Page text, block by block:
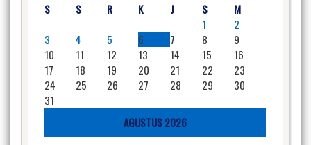
AGUSTUS 2026
S S R K J S
M
1
2
3
4 5 6 7 8
9
10
11 12 13 14 15
16
17
18 19 20 21 22
23
24
25 26 27 28 29
30
31